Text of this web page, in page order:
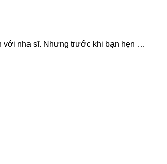
với nha sĩ. Nhưng trước khi bạn hẹn …